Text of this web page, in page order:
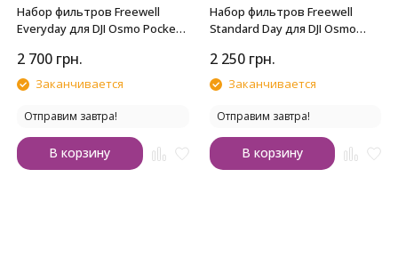
Набор фильтров Freewell
Everyday для DJI Osmo Pocket
2 700 грн.
Заканчивается
Отправим завтра!
В корзину
Набор фильтров Freewell
Standard Day для DJI Osmo
2 250 грн.
Заканчивается
Отправим завтра!
В корзину